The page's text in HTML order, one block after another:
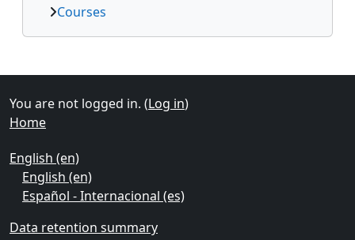
Courses
Supplementary blocks
You are not logged in. (Log in)
Home
English ‎(en)‎
English ‎(en)‎
Español - Internacional ‎(es)‎
Data retention summary